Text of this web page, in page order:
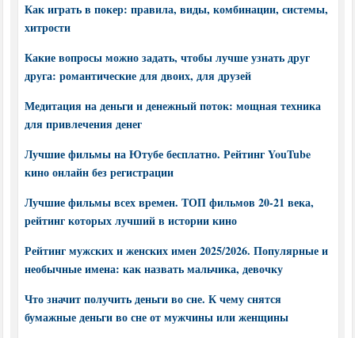
Как играть в покер: правила, виды, комбинации, системы,
хитрости
Какие вопросы можно задать, чтобы лучше узнать друг
друга: романтические для двоих, для друзей
Медитация на деньги и денежный поток: мощная техника
для привлечения денег
Лучшие фильмы на Ютубе бесплатно. Рейтинг YouTube
кино онлайн без регистрации
Лучшие фильмы всех времен. ТОП фильмов 20-21 века,
рейтинг которых лучший в истории кино
Рейтинг мужских и женских имен 2025/2026. Популярные и
необычные имена: как назвать мальчика, девочку
Что значит получить деньги во сне. К чему снятся
бумажные деньги во сне от мужчины или женщины